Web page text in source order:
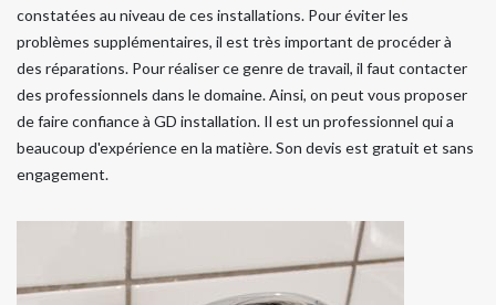
constatées au niveau de ces installations. Pour éviter les
problèmes supplémentaires, il est très important de procéder à
des réparations. Pour réaliser ce genre de travail, il faut contacter
des professionnels dans le domaine. Ainsi, on peut vous proposer
de faire confiance à GD installation. Il est un professionnel qui a
beaucoup d'expérience en la matière. Son devis est gratuit et sans
engagement.